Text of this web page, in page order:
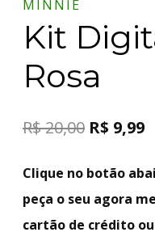
MINNIE
Kit
Rosa
R$20,00 R$ 9,99
Clique no botão
peça o seu agora
cartão de crédito